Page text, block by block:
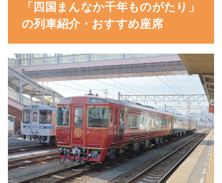
「四国まんなか千年ものがたり」
の列車紹介・おすすめ座席